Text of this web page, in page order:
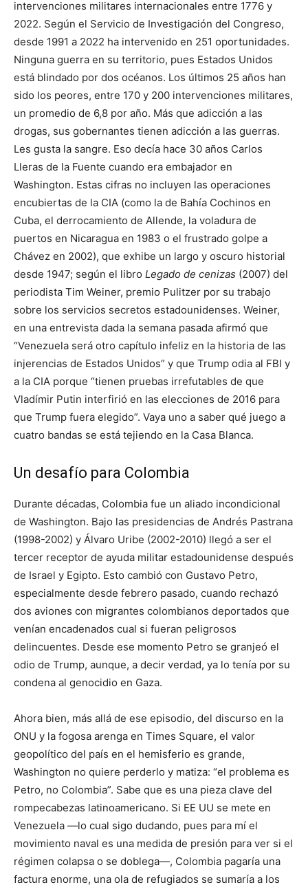
intervenciones militares internacionales entre 1776 y
2022. Según el Servicio de Investigación del Congreso,
desde 1991 a 2022 ha intervenido en 251 oportunidades.
Ninguna guerra en su territorio, pues Estados Unidos
está blindado por dos océanos. Los últimos 25 años han
sido los peores, entre 170 y 200 intervenciones militares,
un promedio de 6,8 por año. Más que adicción a las
drogas, sus gobernantes tienen adicción a las guerras.
Les gusta la sangre. Eso decía hace 30 años Carlos
Lleras de la Fuente cuando era embajador en
Washington. Estas cifras no incluyen las operaciones
encubiertas de la CIA (como la de Bahía Cochinos en
Cuba, el derrocamiento de Allende, la voladura de
puertos en Nicaragua en 1983 o el frustrado golpe a
Chávez en 2002), que exhibe un largo y oscuro historial
desde 1947; según el libro Legado de cenizas (2007) del
periodista Tim Weiner, premio Pulitzer por su trabajo
sobre los servicios secretos estadounidenses. Weiner,
en una entrevista dada la semana pasada afirmó que
“Venezuela será otro capítulo infeliz en la historia de las
injerencias de Estados Unidos” y que Trump odia al FBI y
a la CIA porque “tienen pruebas irrefutables de que
Vladímir Putin interfirió en las elecciones de 2016 para
que Trump fuera elegido”. Vaya uno a saber qué juego a
cuatro bandas se está tejiendo en la Casa Blanca.
Un desafío para Colombia
Durante décadas, Colombia fue un aliado incondicional
de Washington. Bajo las presidencias de Andrés Pastrana
(1998-2002) y Álvaro Uribe (2002-2010) llegó a ser el
tercer receptor de ayuda militar estadounidense después
de Israel y Egipto. Esto cambió con Gustavo Petro,
especialmente desde febrero pasado, cuando rechazó
dos aviones con migrantes colombianos deportados que
venían encadenados cual si fueran peligrosos
delincuentes. Desde ese momento Petro se granjeó el
odio de Trump, aunque, a decir verdad, ya lo tenía por su
condena al genocidio en Gaza.
Ahora bien, más allá de ese episodio, del discurso en la
ONU y la fogosa arenga en Times Square, el valor
geopolítico del país en el hemisferio es grande,
Washington no quiere perderlo y matiza: “el problema es
Petro, no Colombia”. Sabe que es una pieza clave del
rompecabezas latinoamericano. Si EE UU se mete en
Venezuela —lo cual sigo dudando, pues para mí el
movimiento naval es una medida de presión para ver si el
régimen colapsa o se doblega—, Colombia pagaría una
factura enorme, una ola de refugiados se sumaría a los